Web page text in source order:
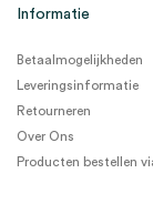
Informatie
Betaalmogelijkheden
Leveringsinformatie
Retourneren
Over Ons
Producten bestellen